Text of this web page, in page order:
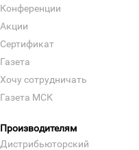
Конференции
Акции
Сертификат
Газета
Хочу сотрудничать
Газета МСК
Производителям
Дистрибьюторский